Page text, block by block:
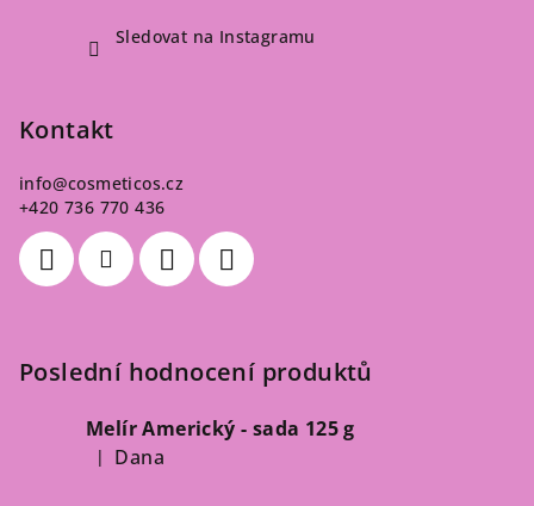
Sledovat na Instagramu
Kontakt
info@cosmeticos.cz
+420 736 770 436
Poslední hodnocení produktů
Melír Americký - sada 125 g
Hodnocení produktu je 5 z 5 hvězdiček.
| Dana